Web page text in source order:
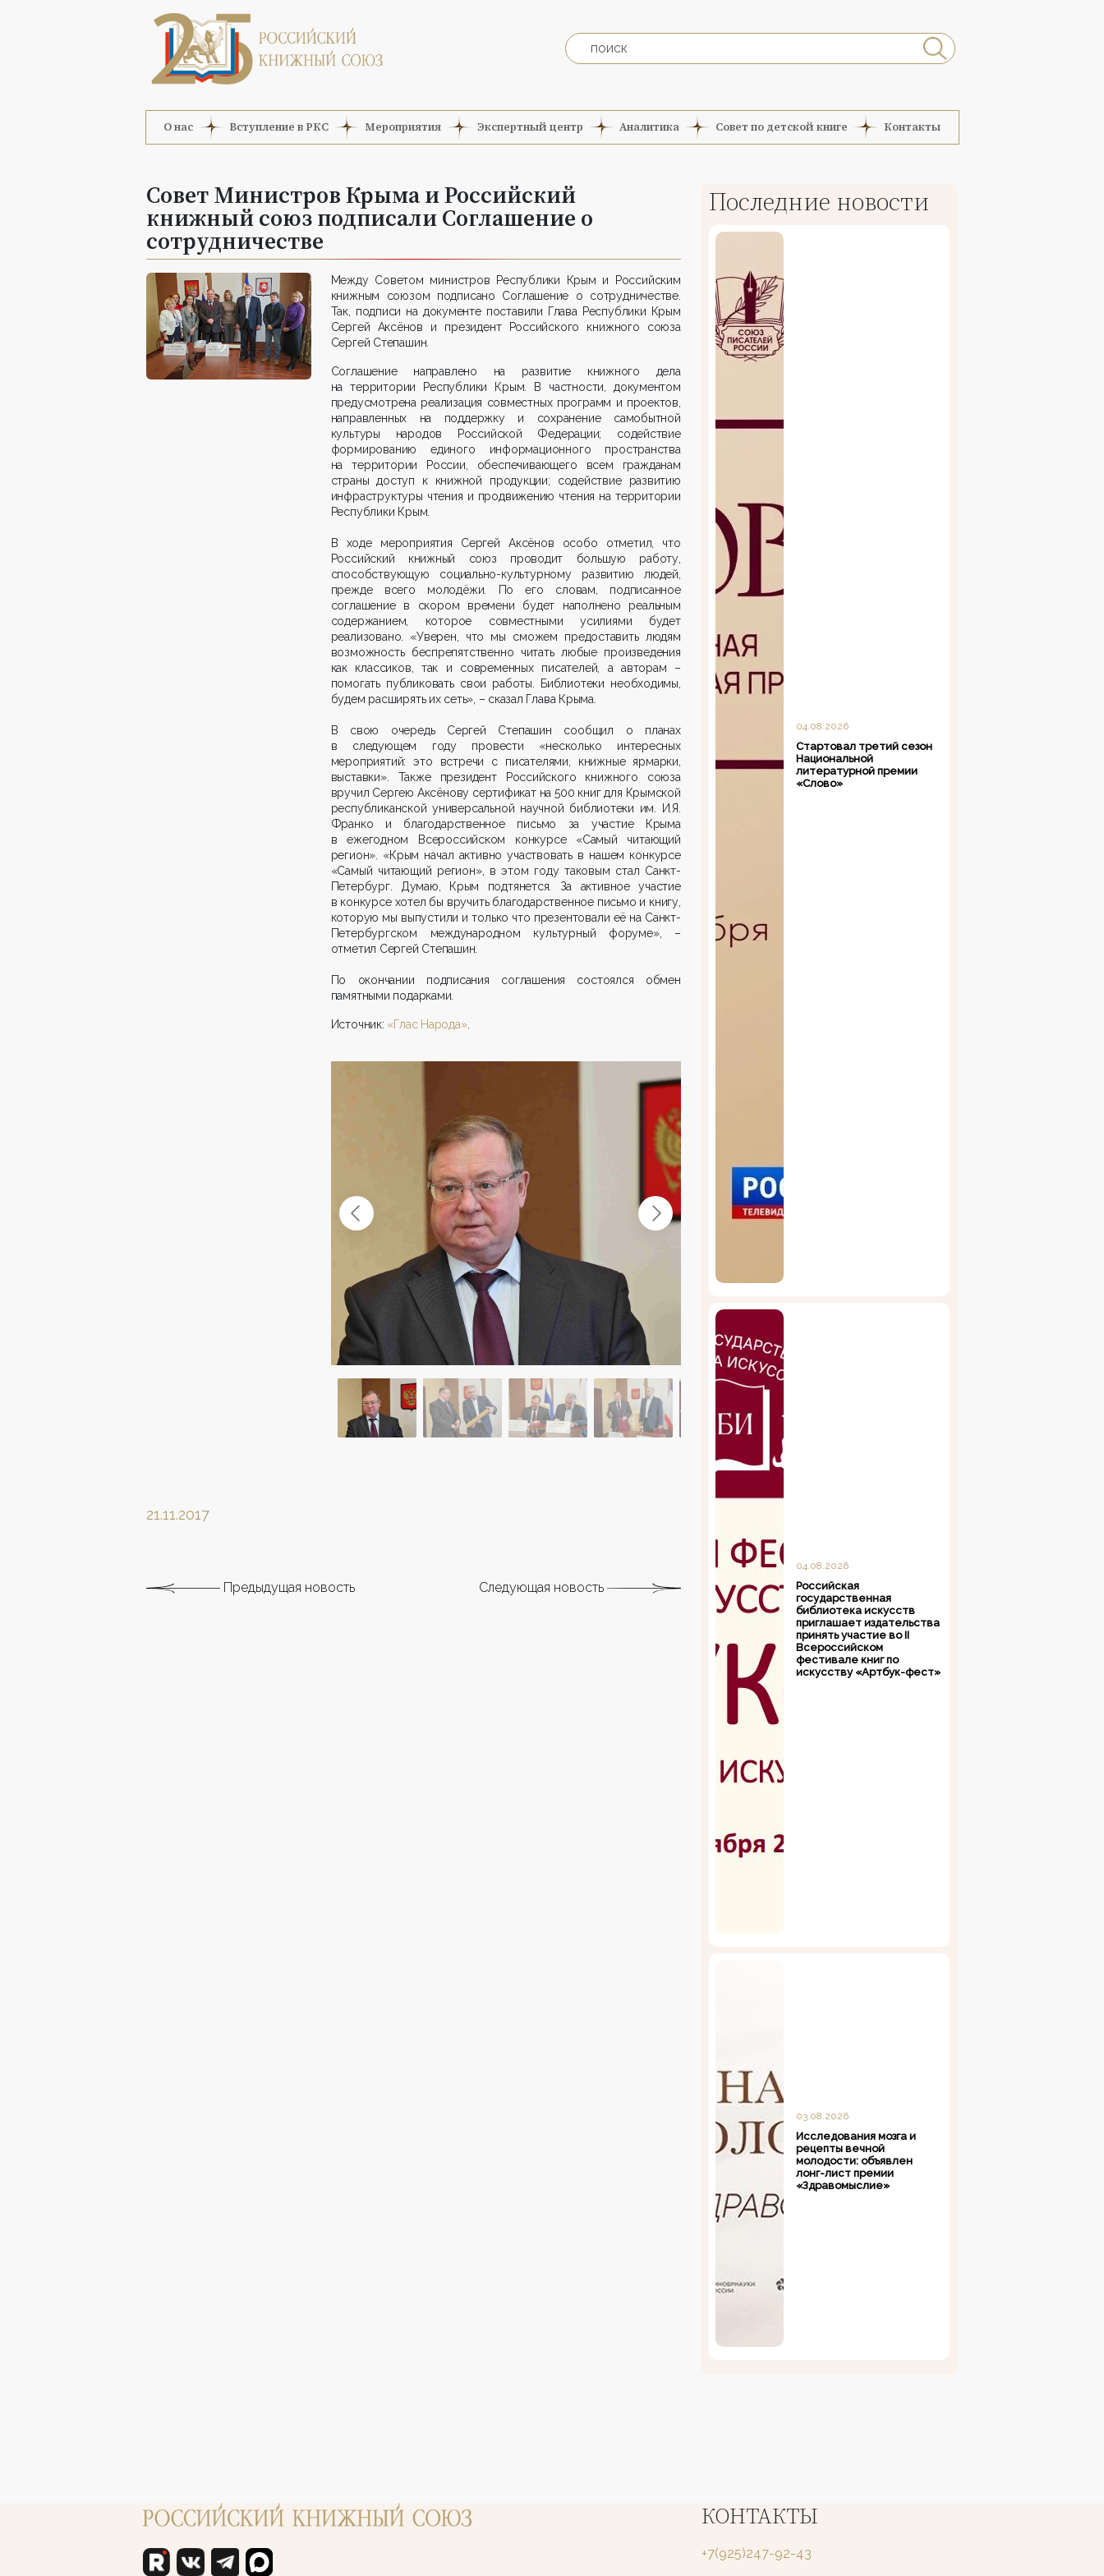
О нас Вступление в РКС Мероприятия Экспертный центр Аналитика Совет по детской книге Контакты
Совет Министров Крыма и Российский
книжный союз подписали Соглашение о
сотрудничестве
Между Советом министров Республики Крым и Российским
книжным союзом подписано Соглашение о сотрудничестве.
Так, подписи на документе поставили Глава Республики Крым
Сергей Аксёнов и президент Российского книжного союза
Сергей Степашин.
Соглашение направлено на развитие книжного дела
на территории Республики Крым. В частности, документом
предусмотрена реализация совместных программ и проектов,
направленных на поддержку и сохранение самобытной
культуры народов Российской Федерации; содействие
формированию единого информационного пространства
на территории России, обеспечивающего всем гражданам
страны доступ к книжной продукции; содействие развитию
инфраструктуры чтения и продвижению чтения на территории
Республики Крым.
В ходе мероприятия Сергей Аксёнов особо отметил, что
Российский книжный союз проводит большую работу,
способствующую социально-культурному развитию людей,
прежде всего молодёжи. По его словам, подписанное
соглашение в скором времени будет наполнено реальным
содержанием, которое совместными усилиями будет
реализовано. «Уверен, что мы сможем предоставить людям
возможность беспрепятственно читать любые произведения
как классиков, так и современных писателей, а авторам –
помогать публиковать свои работы. Библиотеки необходимы,
будем расширять их сеть», – сказал Глава Крыма.
В свою очередь Сергей Степашин сообщил о планах
в следующем году провести «несколько интересных
мероприятий: это встречи с писателями, книжные ярмарки,
выставки». Также президент Российского книжного союза
вручил Сергею Аксёнову сертификат на 500 книг для Крымской
республиканской универсальной научной библиотеки им. И.Я.
Франко и благодарственное письмо за участие Крыма
в ежегодном Всероссийском конкурсе «Самый читающий
регион». «Крым начал активно участвовать в нашем конкурсе
«Самый читающий регион», в этом году таковым стал Санкт-
Петербург. Думаю, Крым подтянется. За активное участие
в конкурсе хотел бы вручить благодарственное письмо и книгу,
которую мы выпустили и только что презентовали её на Санкт-
Петербургском международном культурный форуме», –
отметил Сергей Степашин.
По окончании подписания соглашения состоялся обмен
памятными подарками.
Источник: «Глас Народа».
21.11.2017
Предыдущая новость Следующая новость
Последние новости
04.08.2026
Стартовал третий сезон
Национальной
литературной премии
«Слово»
04.08.2026
Российская
государственная
библиотека искусств
приглашает издательства
принять участие во II
Всероссийском
фестивале книг по
искусству «Артбук-фест»
03.08.2026
Исследования мозга и
рецепты вечной
молодости: объявлен
лонг-лист премии
«Здравомыслие»
КОНТАКТЫ
+7(925)247-92-43